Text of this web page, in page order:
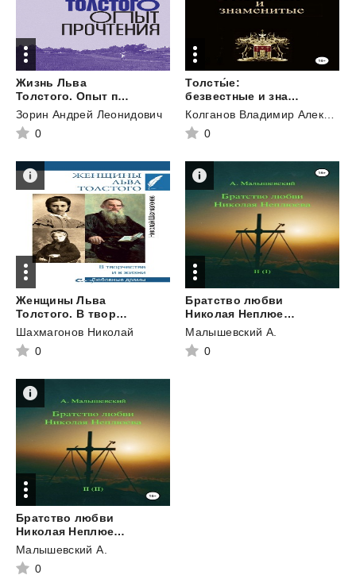
Жизнь Льва
Толстого. Опыт прочтения
Зорин Андрей Леонидович
0
Толсты́е:
безвестные и знаменитые
0
Женщины Льва
Толстого. В творчестве и в жизни
Шахмагонов Николай
0
Братство любви
Николая Неплюева. В 2-х кн. Кн. 1
Малышевский А.
0
Братство любви
Николая Неплюева. В 2-х кн. Кн. 2
Малышевский А.
0